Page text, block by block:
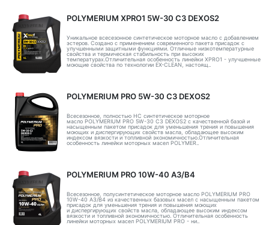
POLYMERIUM XPRO1 5W-30 C3 DEXOS2
Уникальное всесезонное синтетическое моторное масло с добавлением
эстеров. Создано с применением современного пакета присадок с
улучшенными защитными функциями. Отличные низкотемпературные
свойства и термическая стабильность при высоких
температурах.Отличительная особенность линейки XPRO1 - улучшенные
моющие свойства по технологии EX-CLEAN, настоящ..
POLYMERIUM PRO 5W-30 C3 DEXOS2
Всесезонное, полностью HC синтетическое моторное
масло POLYMERIUM PRO 5W-30 C3 DEXOS2 с качественной базой и
насыщенным пакетом присадок для уменьшения трения и повышения
моющих и диспергирующих свойств масла, обладающее высоким
индексом вязкости и топливной экономичностью.Отличительная
особенность линейки моторных масел POLYMER..
POLYMERIUM PRO 10W-40 A3/B4
Всесезонное, полусинтетическое моторное масло POLYMERIUM PRO
10W-40 A3/B4 из качественных базовых масел с насыщенным пакетом
присадок для уменьшения трения и повышения моющих
и диспергирующих свойств масла, обладающее высоким индексом
вязкости и топливной экономичностью. Отличительная особенность
линейки моторных масел POLYMERIUM PRO - ни..